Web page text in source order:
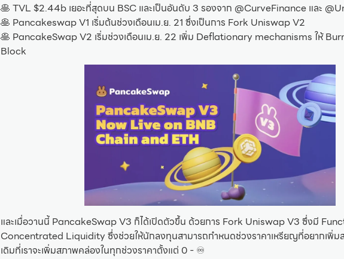
🥞 TVL $2.44b เยอะที่สุดบน BSC และเป็นอันดับ 3 รองจาก @CurveFinance และ
🥞 Pancakeswap V1 เริ่มต้นช่วงเดือนเม.ย. 21 ซึ่งเป็นการ Fork Uniswap V2
🥞 PancakeSwap V2 เริ่มช่วงเดือนเม.ย. 22 เพิ่ม Deflationary mechanisms ให้
Block
และเมื่อวานนี้ PancakeSwap V3 ก็ได้เปิดตัวขึ้น ด้วยการ Fork Uniswap V3 ซึ่งมี
Concentrated Liquidity ซึ่งช่วยให้นักลงทุนสามารถกำหนดช่วงราคาเหรียญที่อยากเพิ่ม
เดิมที่เราจะเพิ่มสภาพคล่องในทุกช่วงราคาตั้งแต่ 0 - ♾️